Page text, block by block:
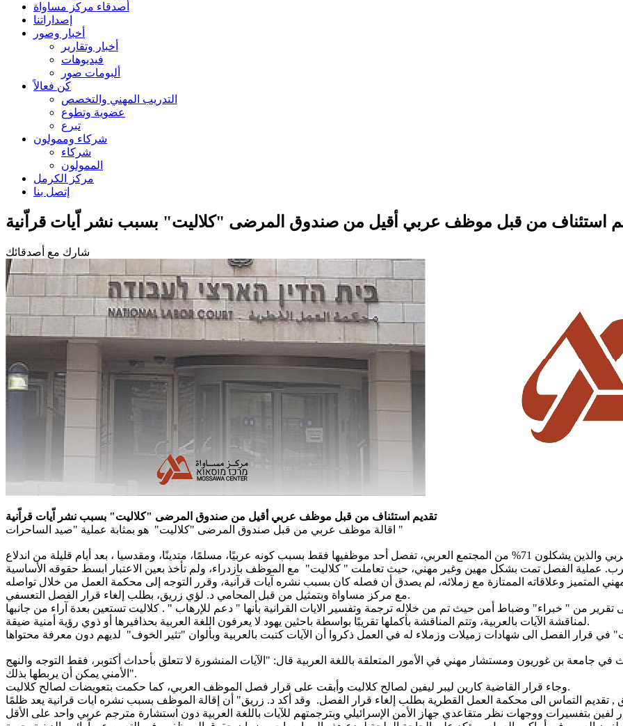
أصدقاء مركز مساواة
إصداراتنا
أخبار وصور
أخبار وتقارير
فيديوهات
ألبومات صور
كُن فعالاً
التدريب المهني والتخصص
عضوية وتطوع
تبرع
شركاء وممولون
شركاء
الممولون
مركز الكرمل
إتصل بنا
استئناف من قبل موظف عربي أقيل من صندوق المرضى "كلاليت" بسبب نشر اّيات قراّنية
شارك مع أصدقائك
تقديم استئناف من قبل موظف عربي أقيل من صندوق المرضى "كلاليت" بسبب نشر اّيات قراّنية
اقالة موظف عربي من قبل صندوق المرضى "كلاليت" هو بمثابة عملية "صيد الساحرات "
صندوق المرضى كلاليت، والتي تؤمن حوالي 1.3 مليون مواطن عربي والذين يشكلون 71% من المجتمع العربي، تفصل أحد موظفيها فقط بسبب كونه عربيًا، مسلمًا، متدينًا، ومقدسيا ، بعد أيام قليلة من اندلاع
توصيات على مدار 11 عامًا على أدائه المهني المتميز وعلاقاته الممتازة مع زملائه، لم يصدق أن فصله كان بسبب نشره آيات قرآنية، وقرر التوجه إلى محكمة العمل من خلال تواصله
مع مركز مساواة وبتمثيل من قبل المحامي د. لؤي زريق، بطلب إلغاء قرار الفصل التعسفي.
من " خبراء" وضباط أمن حيث تم من خلاله ترجمة وتفسير الايات القرانية بأنها " دعم للإرهاب " . كلاليت تستعين بعدة آراء من جانبها
لمناقشة الآيات بالعربية، وتتم المناقشة بأكملها تقريبًا بواسطة باحثين يهود لا يعرفون اللغة العربية بحذافيرها أو ذوي رؤية أمنية ضيقة.
جامعة بن غوريون ومستشار مهني في الأمور المتعلقة باللغة العربية قال: "الآيات المنشورة لا تتعلق بأحداث أكتوبر، فقط التوجه والنهج
الأمني يمكن أن يربطها بذلك".
وجاء قرار القاضية كارين ليبر ليفين لصالح كلاليت وأبقت على قرار فصل الموظف العربي، كما حكمت بتعويضات لصالح كلاليت.
التماس الى محكمة العمل القطرية بطلب إلغاء قرار الفصل. وقد أكد د. زريق" أن إقالة الموظف بسبب نشره ايات قرانية يعد ظلمًا